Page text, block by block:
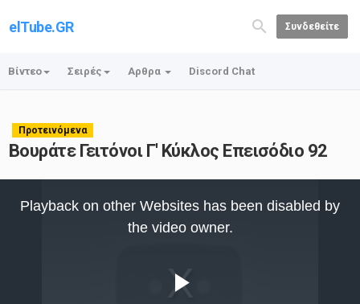
elTube.GR Συνδεθείτε
Βίντεο Σειρές Αρθρα Discord Chat
Προτεινόμενα
Βουράτε Γειτόνοι Γ' Κύκλος Επεισόδιο 92
Playback on other Websites has been disabled by
the video owner.